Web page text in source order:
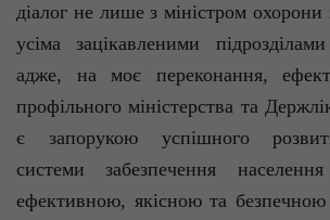
діалог не лише з міністром охорони
усіма зацікавленими
адже, на моє переконання,
профільного міністерства та
є запорукою успішного
системи забезпечення
ефективною, якісною та безпечною